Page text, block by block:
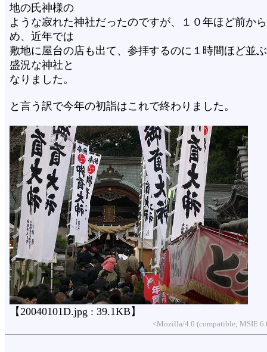
地の氏神様の
ような寂れた神社だったのですが、１０年ほど前か
め、近年では
敷地に屋台の店も出て、参拝するのに１時間ほど並
盛況な神社と
なりました。
と言う訳で今年の初詣はこれで終わりました。
【20040101D.jpg : 39.1KB】
<Mozilla/4.0 (compatible; MSIE